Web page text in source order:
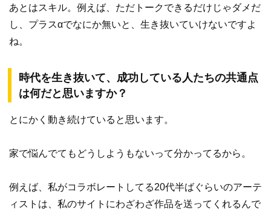
あとはスキル。例えば、ただトークできるだけじゃダメだ
し、プラスαでなにか無いと、生き抜いていけないですよ
ね。
時代を生き抜いて、成功している人たちの共通点
は何だと思いますか？
とにかく動き続けていると思います。
家で悩んでてもどうしようもないって分かってるから。
例えば、私がコラボレートしてる20代半ばぐらいのアーテ
ィストは、私のサイトにわざわざ作品を送ってくれるんで